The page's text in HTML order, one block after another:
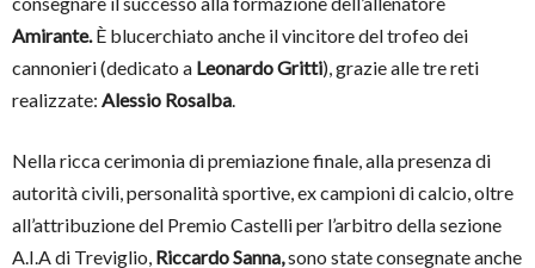
Amirante.È blucerchiato anche il vincitore del trofeo dei
cannonieri (dedicato a Leonardo Gritti), grazie alle tre reti
realizzate: Alessio Rosalba.
Nella ricca cerimonia di premiazione finale, alla presenza di
autorità civili, personalità sportive, ex campioni di calcio, oltre
all’attribuzione del Premio Castelli per l’arbitro della sezione
A.I.A di Treviglio, Riccardo Sanna,sono state consegnate anche